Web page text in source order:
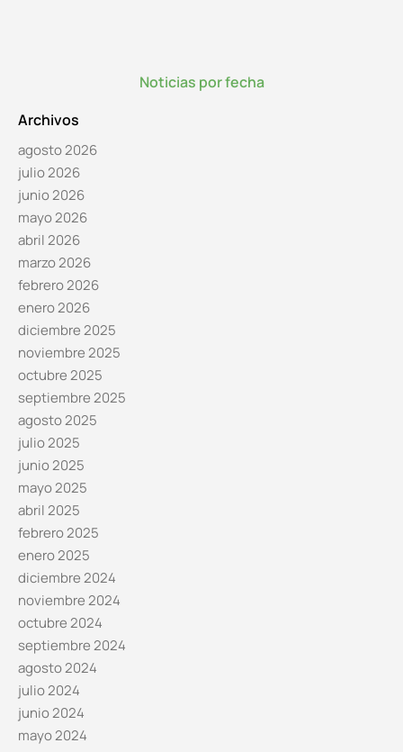
Noticias por fecha
Archivos
agosto 2026
julio 2026
junio 2026
mayo 2026
abril 2026
marzo 2026
febrero 2026
enero 2026
diciembre 2025
noviembre 2025
octubre 2025
septiembre 2025
agosto 2025
julio 2025
junio 2025
mayo 2025
abril 2025
febrero 2025
enero 2025
diciembre 2024
noviembre 2024
octubre 2024
septiembre 2024
agosto 2024
julio 2024
junio 2024
mayo 2024